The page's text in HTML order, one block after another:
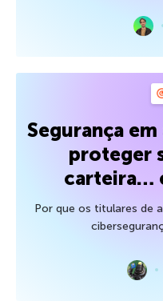
Segurança
proteger
carteira…
Por que os titulares de